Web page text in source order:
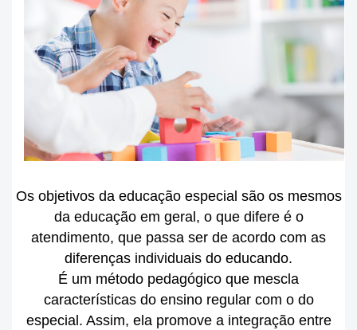
Os objetivos da educação especial são os mesmos
da educação em geral, o que difere é o
atendimento, que passa ser de acordo com as
diferenças individuais do educando.
É um método pedagógico que mescla
características do ensino regular com o do
especial. Assim, ela promove a integração entre